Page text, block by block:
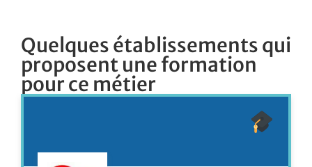
Quelques établissements qui
proposent une formation
pour ce métier